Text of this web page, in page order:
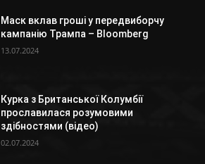
Маск вклав гроші у передвиборчу
кампанію Трампа – Bloomberg
13.07.2024
Курка з Британської Колумбії
прославилася розумовими
здібностями (відео)
02.07.2024